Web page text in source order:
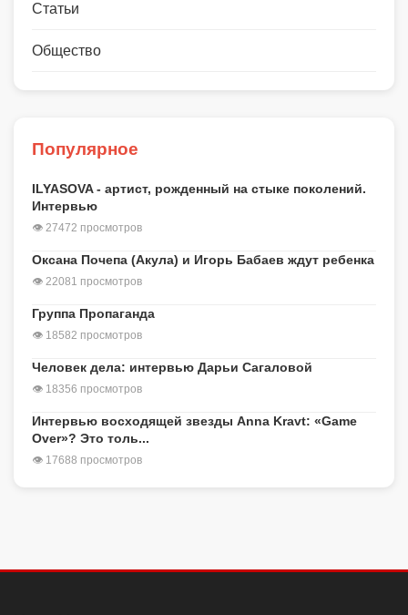
Статьи
Общество
Популярное
ILYASOVA - артист, рожденный на стыке поколений.
Интервью
👁 27472 просмотров
Оксана Почепа (Акула) и Игорь Бабаев ждут ребенка
👁 22081 просмотров
Группа Пропаганда
👁 18582 просмотров
Человек дела: интервью Дарьи Сагаловой
👁 18356 просмотров
Интервью восходящей звезды Anna Kravt: «Game
Over»? Это толь...
👁 17688 просмотров